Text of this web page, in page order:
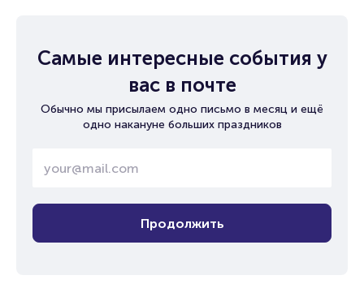
Самые интересные события у
вас в почте
Обычно мы присылаем одно письмо в месяц и ещё
одно накануне больших праздников
Продолжить